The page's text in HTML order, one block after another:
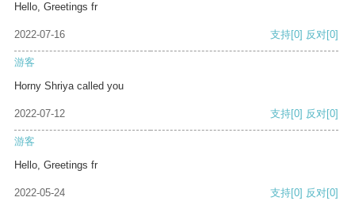
Hello, Greetings fr
2022-07-16 支持[0] 反对[0]
游客
Horny Shriya called you
2022-07-12 支持[0] 反对[0]
游客
Hello, Greetings fr
2022-05-24 支持[0] 反对[0]